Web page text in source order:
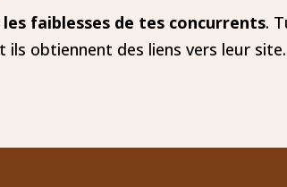
faiblesses de tes concurrents.
obtiennent des liens vers leur